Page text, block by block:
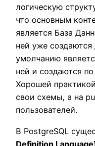
логическую
что основным
является База
ней уже
умолчанию
ней и создаются
Хорошей
свои схемы, а на
пользователей.
В PostgreSQL
Definition